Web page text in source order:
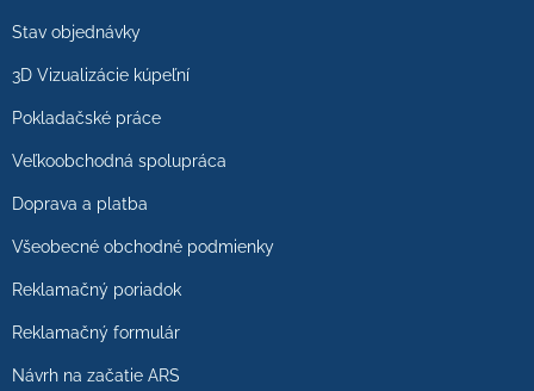
Stav objednávky
3D Vizualizácie kúpeľní
Pokladačské práce
Veľkoobchodná spolupráca
Doprava a platba
Všeobecné obchodné podmienky
Reklamačný poriadok
Reklamačný formulár
Návrh na začatie ARS